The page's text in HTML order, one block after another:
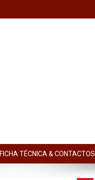
FICHA TÉCNICA & CONTACTOS